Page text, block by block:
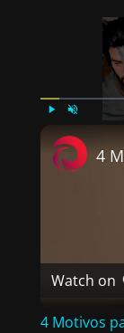
Watch on
4 Motivos